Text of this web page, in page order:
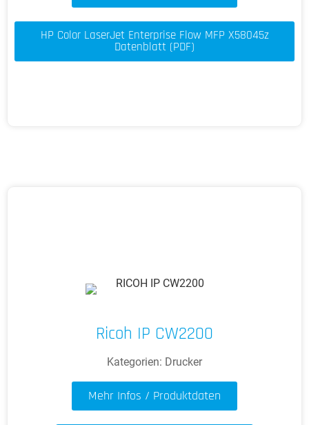
HP Color LaserJet Enterprise Flow MFP X58045z
Datenblatt (PDF)
Ricoh IP CW2200
Kategorien: Drucker
Mehr Infos / Produktdaten